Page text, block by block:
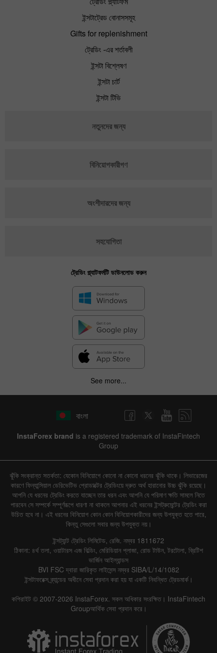
ইন্সটাট্রেড বোনাসসমূহ
Gifts for replenishment
ট্রেডিং -এর শর্তাবলী
ইন্সটা বিশ্লেষণ
ইন্সটা চার্ট
ইন্সটা টিভি
নতুনদের জন্য
বিনিয়োগকারীগণ
অংশীদারদের জন্য
সহযোগিতা
ট্রেডিং প্ল্যাটফর্মটি ডাউনলোড করুন
See more...
বাংলা
InstaForex brand is a registered trademark of InstaFintech
Group
ঝুঁকি সংক্রান্ত সতর্কতা: যেকোন বিনিয়োগে কোনো না কোনো ধরনের ঝুঁকি থাকে। লিভারেজের
কারণে ফিন্যান্সিয়াল ডেরিভেটিভ প্রোডাক্টের ট্রেডিংয়ে দ্রুত অর্থ হারানোর উচ্চ ঝুঁকি রয়েছে।
আপনি যে ধরনের ট্রেডিং করতে যাচ্ছেন তার ধরন এবং আপনি যে পরিমাণ ক্ষতি সামলে নিতে
পারবেন সে সম্পর্কে সম্পূর্ণরূপে ধারণা না থাকলে আপনার এই ধরনের ইন্সট্রুমেন্টের ট্রেডিং করা
উচিত হবে না। এই ধরনের বিনিয়োগ কোন কোন বিনিয়োগকারীদের জন্য উপযুক্ত হতে পারে,
কিন্তু সেগুলো সবার জন্য উপযুক্ত নয়।
ইন্সট্যান্ট ট্রেডিং লিমিটেড, রেজি. নম্বর 1811672
ঠিকানা: ৪র্থ তলা, ওয়াটারস এজ বিল্ডিং, মেরিডিয়ান প্লাজা, রোড টাউন, টরটোলা, ব্রিটিশ
ভার্জিন আইল্যান্ডস
BVI FSC দ্বারা জারিকৃত লাইসেন্স নম্বর SIBA/L/14/1082
ইন্সটাফরেক্স ব্র্যান্ডের অধীনে সেবা প্রদান করা হয় যা একটি নিবন্ধিত ট্রেডমার্ক।
কপিরাইট © 2007-2026 InstaForex. সকল অধিকার সংরক্ষিত। InstaFintech
Groupআর্থিক সেবা প্রদান করে।